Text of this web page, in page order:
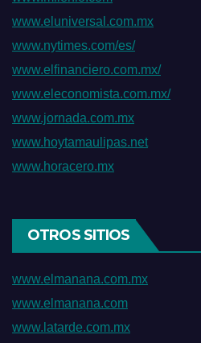
www.eluniversal.com.mx
www.nytimes.com/es/
www.elfinanciero.com.mx/
www.eleconomista.com.mx/
www.jornada.com.mx
www.hoytamaulipas.net
www.horacero.mx
OTROS SITIOS
www.elmanana.com.mx
www.elmanana.com
www.latarde.com.mx